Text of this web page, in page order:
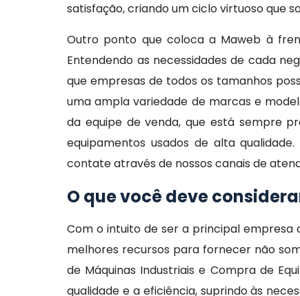
satisfação, criando um ciclo virtuoso que
Outro ponto que coloca a Maweb à
Entendendo as necessidades de cada
que empresas de todos os tamanhos
uma ampla variedade de marcas e
da equipe de venda, que está sempre
equipamentos usados de alta
contate através de nossos canais de
O que você deve
Com o intuito de ser a principal empresa
melhores recursos para fornecer não
de Máquinas Industriais e Compra de
qualidade e a eficiência, suprindo às